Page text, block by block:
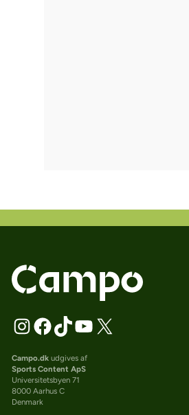
Campo.dkudgives af
Sports Content ApS
Universitetsbyen 71
8000 Aarhus C
Denmark